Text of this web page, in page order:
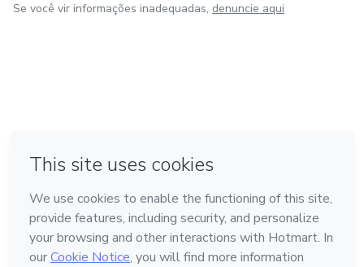
Se você vir informações inadequadas, denuncie aqui
Feito com ❤ na Cidade do México
Conheça a Hotmart